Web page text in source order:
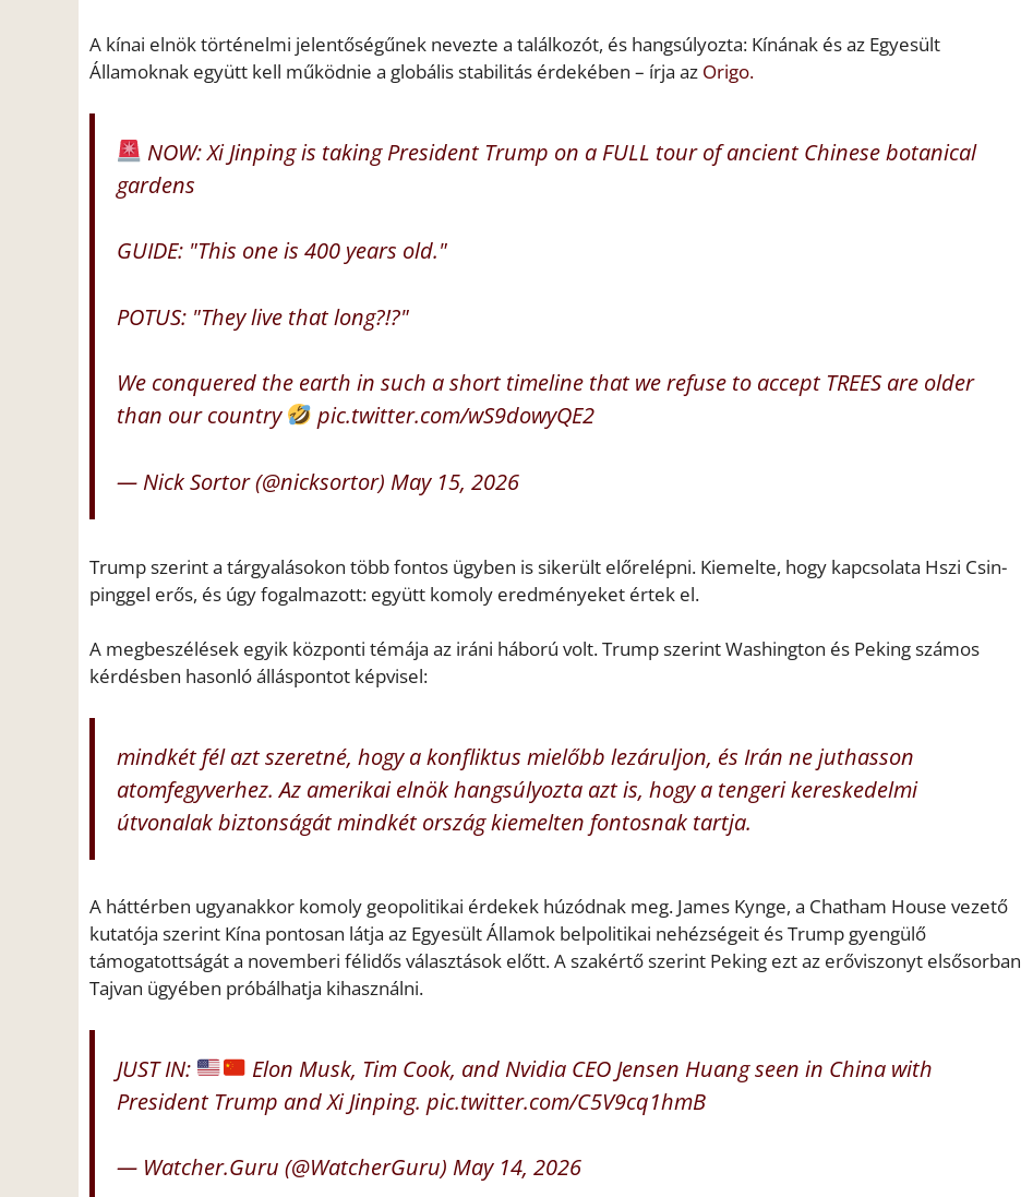
A kínai elnök történelmi jelentőségűnek nevezte a találkozót, és hangsúlyozta: Kínának és az Egyesült
Államoknak együtt kell működnie a globális stabilitás érdekében – írja az Origo.
NOW: Xi Jinping is taking President Trump on a FULL tour of ancient Chinese botanical
gardens
GUIDE: "This one is 400 years old."
POTUS: "They live that long?!?"
We conquered the earth in such a short timeline that we refuse to accept TREES are older
than our country
pic.twitter.com/wS9dowyQE2
— Nick Sortor (@nicksortor) May 15, 2026
Trump szerint a tárgyalásokon több fontos ügyben is sikerült előrelépni. Kiemelte, hogy kapcsolata Hszi Csin-
pinggel erős, és úgy fogalmazott: együtt komoly eredményeket értek el.
A megbeszélések egyik központi témája az iráni háború volt. Trump szerint Washington és Peking számos
kérdésben hasonló álláspontot képvisel:
mindkét fél azt szeretné, hogy a konfliktus mielőbb lezáruljon, és Irán ne juthasson
atomfegyverhez. Az amerikai elnök hangsúlyozta azt is, hogy a tengeri kereskedelmi
útvonalak biztonságát mindkét ország kiemelten fontosnak tartja.
A háttérben ugyanakkor komoly geopolitikai érdekek húzódnak meg. James Kynge, a Chatham House vezető
kutatója szerint Kína pontosan látja az Egyesült Államok belpolitikai nehézségeit és Trump gyengülő
támogatottságát a novemberi félidős választások előtt. A szakértő szerint Peking ezt az erőviszonyt elsősorban
Tajvan ügyében próbálhatja kihasználni.
JUST IN:
Elon Musk, Tim Cook, and Nvidia CEO Jensen Huang seen in China with
President Trump and Xi Jinping. pic.twitter.com/C5V9cq1hmB
— Watcher.Guru (@WatcherGuru) May 14, 2026